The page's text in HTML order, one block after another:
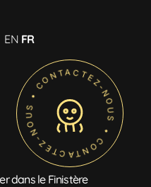
EN FR
dans le Finistère
• CONTACTEZ-NOUS • CONTACTEZ-NOUS